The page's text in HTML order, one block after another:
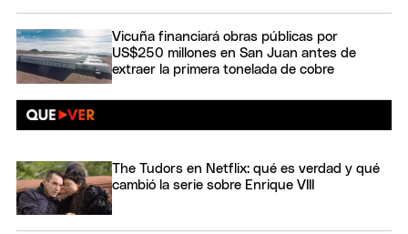
Vicuña financiará obras públicas por
US$250 millones en San Juan antes de
extraer la primera tonelada de cobre
The Tudors en Netflix: qué es verdad y qué
cambió la serie sobre Enrique VIII